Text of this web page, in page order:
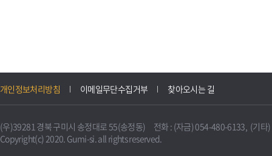
개인정보처리방침 이메일무단수집거부 찾아오시는 길
(우)39281 경북 구미시 송정대로 55(송정동) 전화 : (자금) 054-480-6133, (기타
Copyright(c) 2020. Gumi-si. all rights reserved.